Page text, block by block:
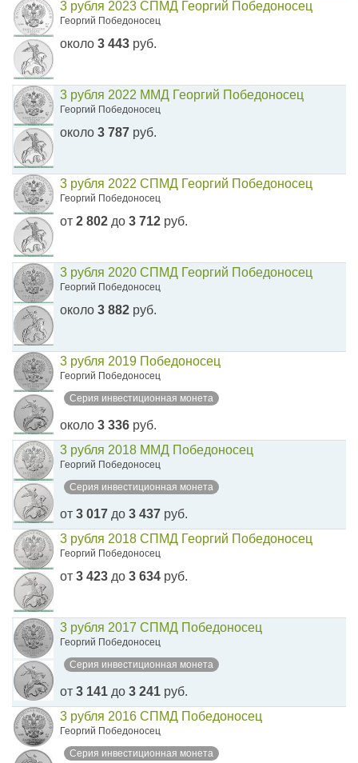
3 рубля 2023 СПМД Георгий Победоносец
Георгий Победоносец
около 3 443 руб.
3 рубля 2022 ММД Георгий Победоносец
Георгий Победоносец
около 3 787 руб.
3 рубля 2022 СПМД Георгий Победоносец
Георгий Победоносец
от 2 802 до 3 712 руб.
3 рубля 2020 СПМД Георгий Победоносец
Георгий Победоносец
около 3 882 руб.
3 рубля 2019 Победоносец
Георгий Победоносец
Серия инвестиционная монета
около 3 336 руб.
3 рубля 2018 ММД Победоносец
Георгий Победоносец
Серия инвестиционная монета
от 3 017 до 3 437 руб.
3 рубля 2018 СПМД Георгий Победоносец
Георгий Победоносец
от 3 423 до 3 634 руб.
3 рубля 2017 СПМД Победоносец
Георгий Победоносец
Серия инвестиционная монета
от 3 141 до 3 241 руб.
3 рубля 2016 СПМД Победоносец
Георгий Победоносец
Серия инвестиционная монета